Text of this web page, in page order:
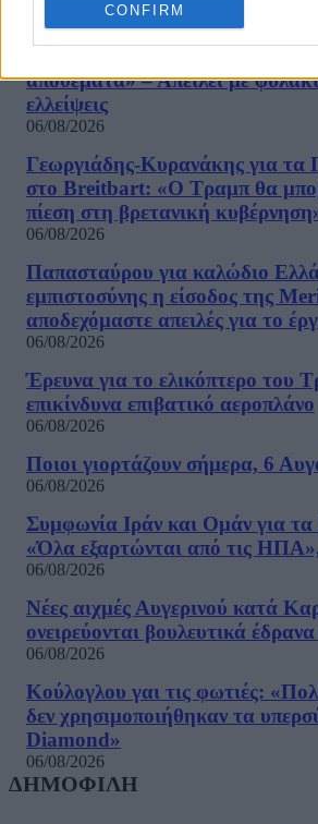
CONFIRM
Ο Τραμπ διαψεύδει τα
αποθέματα» – Απειλεί με
ελλείψεις
06/08/2026
Γεωργιάδης-Κυρανάκης για τα
στο Breitbart: «Ο Τραμπ θα
πίεση στη βρετανική
06/08/2026
Παπασταύρου για καλώδιο
εμπιστοσύνης η είσοδος της
αποδεχόμαστε απειλές για το
06/08/2026
Έρευνα για το ελικόπτερο του
επικίνδυνα επιβατικό αεροπλάνο
06/08/2026
Ποιοι γιορτάζουν σήμερα, 6
06/08/2026
Συμφωνία Ιράν και Ομάν για
«Όλα εξαρτώνται από τις ΗΠΑ»,
06/08/2026
Νέες αιχμές Αυγερινού κατά
ονειρεύονται βουλευτικά
06/08/2026
Κούλογλου γαι τις φωτιές:
δεν χρησιμοποιήθηκαν τα
Diamond»
06/08/2026
ΔΗΜΟΦΙΛΗ